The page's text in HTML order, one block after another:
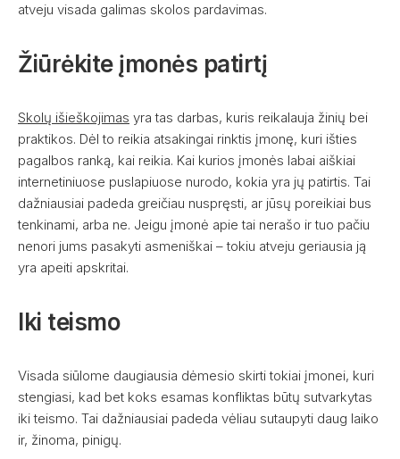
atveju visada galimas skolos pardavimas.
Žiūrėkite įmonės patirtį
Skolų išieškojimas yra tas darbas, kuris reikalauja žinių bei
praktikos. Dėl to reikia atsakingai rinktis įmonę, kuri išties
pagalbos ranką, kai reikia. Kai kurios įmonės labai aiškiai
internetiniuose puslapiuose nurodo, kokia yra jų patirtis. Tai
dažniausiai padeda greičiau nuspręsti, ar jūsų poreikiai bus
tenkinami, arba ne. Jeigu įmonė apie tai nerašo ir tuo pačiu
nenori jums pasakyti asmeniškai – tokiu atveju geriausia ją
yra apeiti apskritai.
Iki teismo
Visada siūlome daugiausia dėmesio skirti tokiai įmonei, kuri
stengiasi, kad bet koks esamas konfliktas būtų sutvarkytas
iki teismo. Tai dažniausiai padeda vėliau sutaupyti daug laiko
ir, žinoma, pinigų.